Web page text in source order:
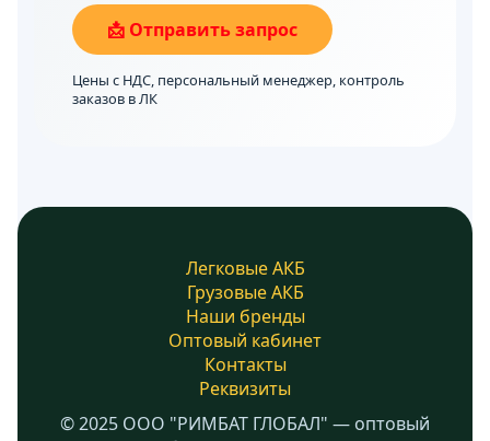
📩 Отправить запрос
Цены с НДС, персональный менеджер, контроль
заказов в ЛК
Легковые АКБ
Грузовые АКБ
Наши бренды
Оптовый кабинет
Контакты
Реквизиты
© 2025 ООО "РИМБАТ ГЛОБАЛ" — оптовый